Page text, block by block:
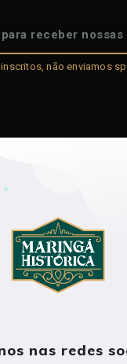
não enviamos
nas redes